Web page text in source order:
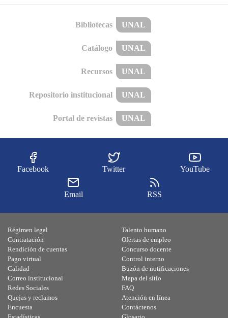
Bibliotecas UNAL
Catálogo UNAL
Recursos UNAL
Repositorio institucional UNAL
Portal de revistas UNAL
Facebook Twitter YouTube
Email RSS
Régimen legal
Contratación
Rendición de cuentas
Pago virtual
Calidad
Talento humano
Ofertas de empleo
Concurso docente
Control interno
Buzón de notificaciones
Correo institucional
Redes Sociales
Quejas y reclamos
Encuesta
Mapa del sitio
FAQ
Atención en línea
Contáctenos